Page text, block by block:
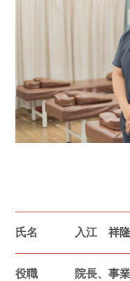
氏名 入江 祥隆
役職 院長、事